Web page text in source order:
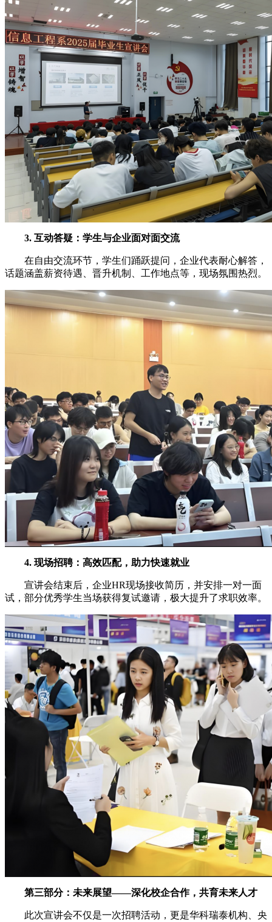
3. 互动答疑：学生与企业面对面交流
在自由交流环节，学生们踊跃提问，企业代表耐心解答，
话题涵盖薪资待遇、晋升机制、工作地点等，现场氛围热烈。
4. 现场招聘：高效匹配，助力快速就业
宣讲会结束后，企业HR现场接收简历，并安排一对一面
试，部分优秀学生当场获得复试邀请，极大提升了求职效率。
第三部分：未来展望——深化校企合作，共育未来人才
此次宣讲会不仅是一次招聘活动，更是华科瑞泰机构、央